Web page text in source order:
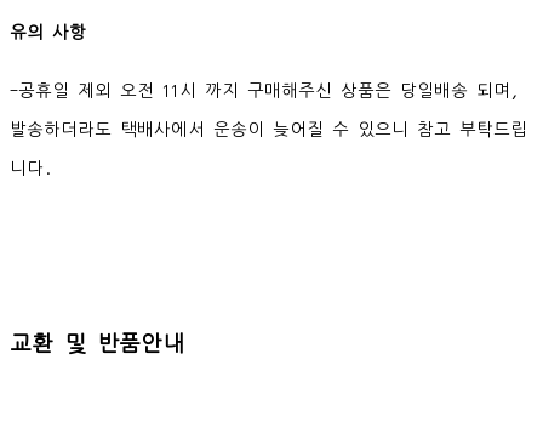
유의 사항
-공휴일 제외 오전 11시 까지 구매해주신 상품은 당일배송 되며,
발송하더라도 택배사에서 운송이 늦어질 수 있으니 참고 부탁드립
니다.
교환 및 반품안내